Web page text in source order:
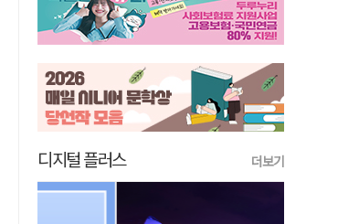
디지털 플러스 더보기